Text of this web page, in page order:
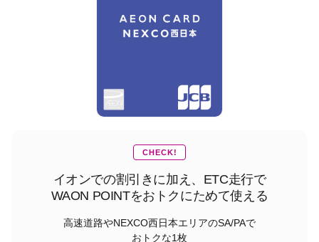
CHECK!
イオンでの割引きに加え、ETC走行で
WAON POINTをおトクにためて使える
高速道路やNEXCO西日本エリアのSA/PAで
おトクな1枚